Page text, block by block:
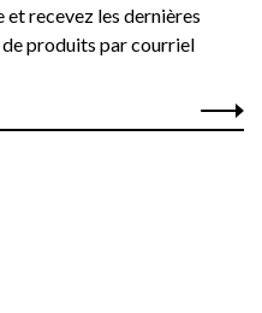
recevez les dernières
produits par courriel